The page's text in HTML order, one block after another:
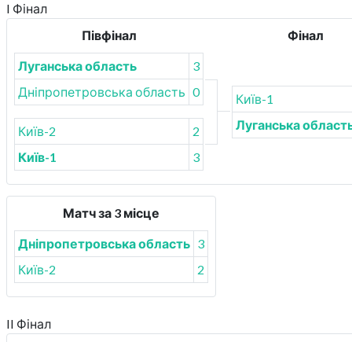
I Фінал
Півфінал
Фінал
Луганська область
3
Дніпропетровська область 0
Київ-2
2
Київ-1
3
Київ-1
Луганська
Матч за 3 місце
Дніпропетровська область 3
Київ-2
2
II Фінал